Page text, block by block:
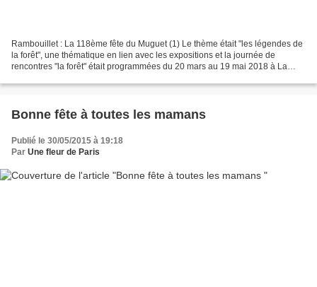
Rambouillet : La 118ème fête du Muguet (1) Le thème était "les légendes de
la forêt", une thématique en lien avec les expositions et la journée de
rencontres "la forêt" était programmées du 20 mars au 19 mai 2018 à La
Bonne fête à toutes les mamans
Publié le 30/05/2015 à 19:18
Par Une fleur de Paris